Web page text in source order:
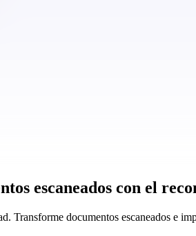
escaneados con el
Transforme documentos escaneados e